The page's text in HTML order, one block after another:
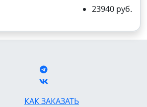
23940 руб.
КАК ЗАКАЗАТЬ